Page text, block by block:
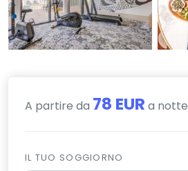
A partire da 78 EUR a notte
IL TUO SOGGIORNO